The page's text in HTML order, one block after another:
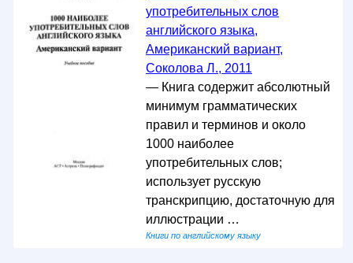
употребительных слов
английского языка,
Американский вариант,
Соколова Л., 2011
— Книга содержит абсолютный
минимум грамматических
правил и терминов и около
1000 наиболее
употребительных слов;
использует русскую
транскрипцию, достаточную для
иллюстрации …
Книги по английскому языку